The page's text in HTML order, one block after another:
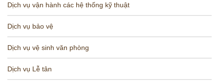
Dịch vụ vận hành các hệ thống kỹ thuật
Dịch vụ bảo vệ
Dịch vụ vệ sinh văn phòng
Dịch vụ Lễ tân